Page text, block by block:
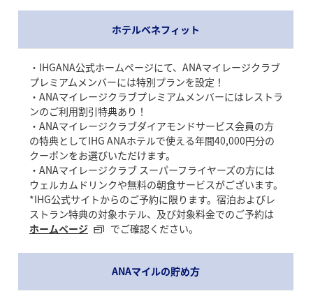
ホテルベネフィット
・IHGANA公式ホームページにて、ANAマイレージクラブ
プレミアムメンバーには特別プランを設定！
・ANAマイレージクラブプレミアムメンバーにはレストラ
ンのご利用割引特典あり！
・ANAマイレージクラブダイアモンドサービス会員の方
の特典としてIHG ANAホテルで使える年間40,000円分の
クーポンをお選びいただけます。
・ANAマイレージクラブ スーパーフライヤーズの方には
ウェルカムドリンクや無料の朝食サービスがございます。
*IHG公式サイトからのご予約に限ります。宿泊およびレ
ストラン特典の対象ホテル、及び対象料金でのご予約は
ホームページ
でご確認ください。
ANAマイルの貯め方